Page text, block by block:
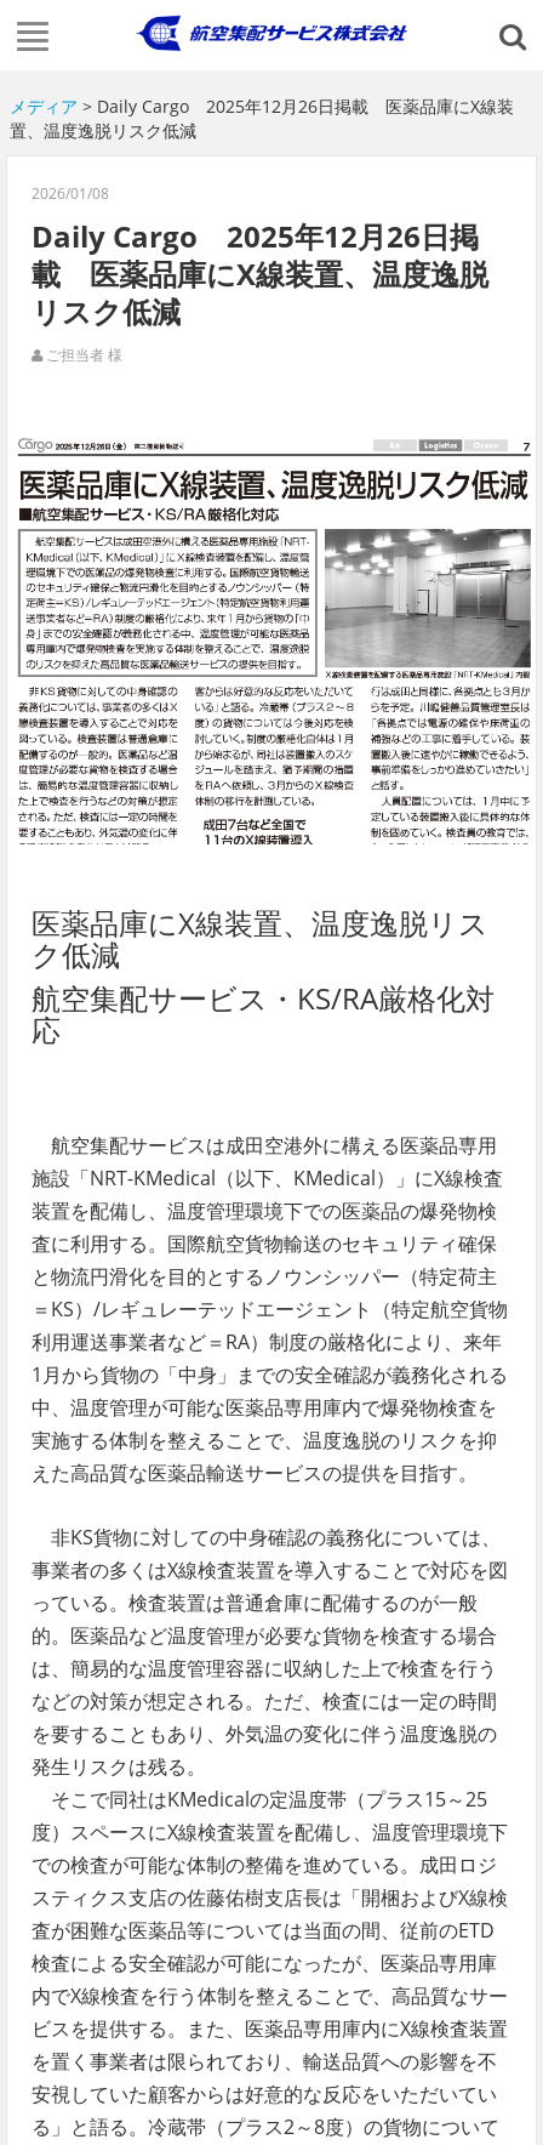
メディア > Daily Cargo 2025年12月26日掲載 医薬品庫にX線装
置、温度逸脱リスク低減
2026/01/08
Daily Cargo 2025年12月26日掲
載 医薬品庫にX線装置、温度逸脱
リスク低減
ご担当者 様
医薬品庫にX線装置、温度逸脱リス
ク低減
航空集配サービス・KS/RA厳格化対
応
航空集配サービスは成田空港外に構える医薬品専用
施設「NRT-KMedical（以下、KMedical）」にX線検査
装置を配備し、温度管理環境下での医薬品の爆発物検
査に利用する。国際航空貨物輸送のセキュリティ確保
と物流円滑化を目的とするノウンシッパー（特定荷主
＝KS）/レギュレーテッドエージェント（特定航空貨物
利用運送事業者など＝RA）制度の厳格化により、来年
1月から貨物の「中身」までの安全確認が義務化される
中、温度管理が可能な医薬品専用庫内で爆発物検査を
実施する体制を整えることで、温度逸脱のリスクを抑
えた高品質な医薬品輸送サービスの提供を目指す。
非KS貨物に対しての中身確認の義務化については、
事業者の多くはX線検査装置を導入することで対応を図
っている。検査装置は普通倉庫に配備するのが一般
的。医薬品など温度管理が必要な貨物を検査する場合
は、簡易的な温度管理容器に収納した上で検査を行う
などの対策が想定される。ただ、検査には一定の時間
を要することもあり、外気温の変化に伴う温度逸脱の
発生リスクは残る。
そこで同社はKMedicalの定温度帯（プラス15～25
度）スペースにX線検査装置を配備し、温度管理環境下
での検査が可能な体制の整備を進めている。成田ロジ
スティクス支店の佐藤佑樹支店長は「開梱およびX線検
査が困難な医薬品等については当面の間、従前のETD
検査による安全確認が可能になったが、医薬品専用庫
内でX線検査を行う体制を整えることで、高品質なサー
ビスを提供する。また、医薬品専用庫内にX線検査装置
を置く事業者は限られており、輸送品質への影響を不
安視していた顧客からは好意的な反応をいただいてい
る」と語る。冷蔵帯（プラス2～8度）の貨物について